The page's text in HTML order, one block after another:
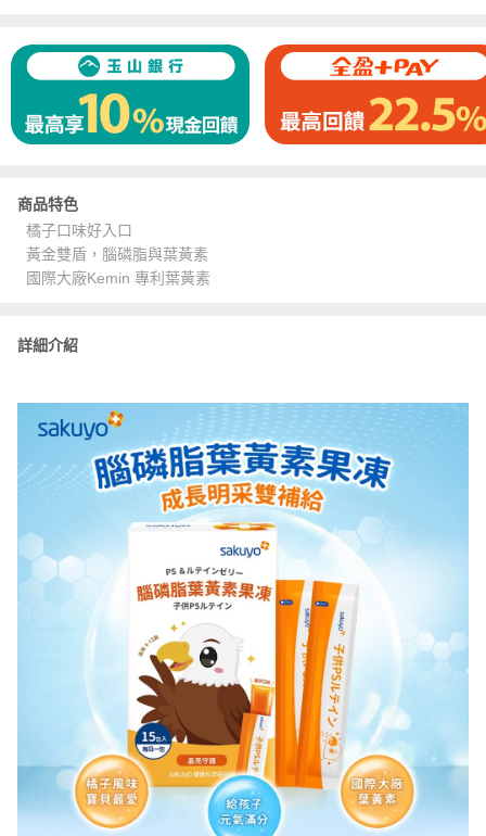
商品特色
橘子口味好入口
黃金雙盾，腦磷脂與葉黃素
國際大廠Kemin 專利葉黃素
詳細介紹